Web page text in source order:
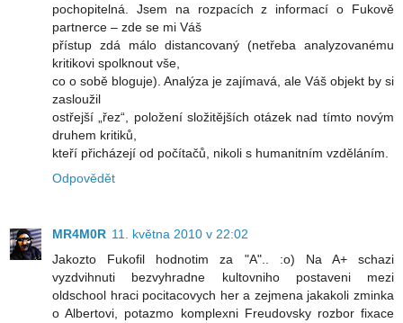
pochopitelná. Jsem na rozpacích z informací o Fukově
partnerce – zde se mi Váš
přístup zdá málo distancovaný (netřeba analyzovanému
kritikovi spolknout vše,
co o sobě bloguje). Analýza je zajímavá, ale Váš objekt by si
zasloužil
ostřejší „řez“, položení složitějších otázek nad tímto novým
druhem kritiků,
kteří přicházejí od počítačů, nikoli s humanitním vzděláním.
Odpovědět
MR4M0R 11. května 2010 v 22:02
Jakozto Fukofil hodnotim za "A".. :o) Na A+ schazi
vyzdvihnuti bezvyhradne kultovniho postaveni mezi
oldschool hraci pocitacovych her a zejmena jakakoli zminka
o Albertovi, potazmo komplexni Freudovsky rozbor fixace